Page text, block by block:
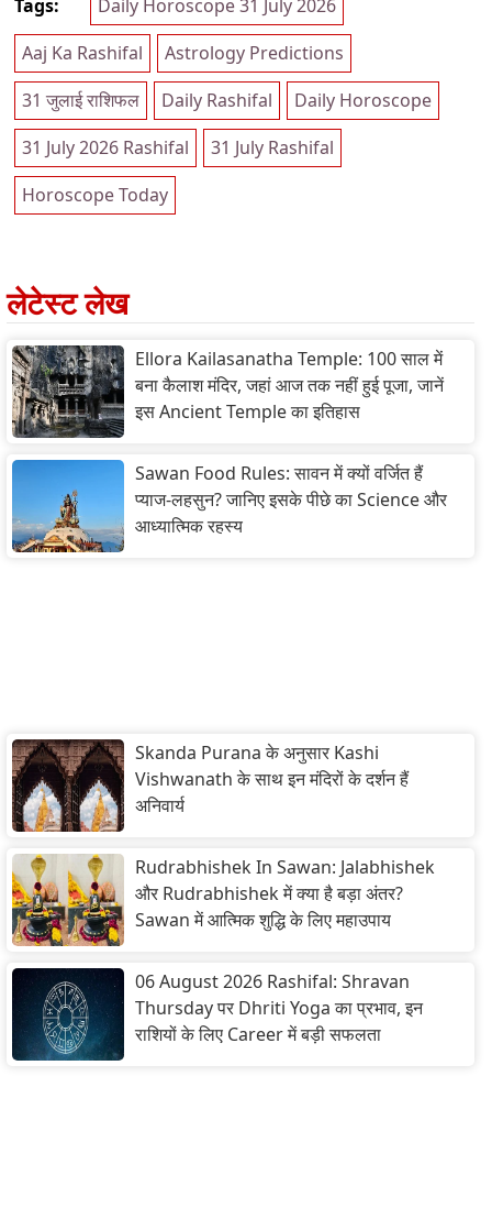
Tags:
Daily Horoscope 31 July 2026
Aaj Ka Rashifal
Astrology Predictions
31 जुलाई राशिफल
Daily Rashifal
Daily Horoscope
31 July 2026 Rashifal
31 July Rashifal
Horoscope Today
लेटेस्ट लेख
Ellora Kailasanatha Temple: 100 साल में
बना कैलाश मंदिर, जहां आज तक नहीं हुई पूजा, जानें
इस Ancient Temple का इतिहास
Sawan Food Rules: सावन में क्यों वर्जित हैं
प्याज-लहसुन? जानिए इसके पीछे का Science और
आध्यात्मिक रहस्य
Skanda Purana के अनुसार Kashi
Vishwanath के साथ इन मंदिरों के दर्शन हैं
अनिवार्य
Rudrabhishek In Sawan: Jalabhishek
और Rudrabhishek में क्या है बड़ा अंतर?
Sawan में आत्मिक शुद्धि के लिए महाउपाय
06 August 2026 Rashifal: Shravan
Thursday पर Dhriti Yoga का प्रभाव, इन
राशियों के लिए Career में बड़ी सफलता